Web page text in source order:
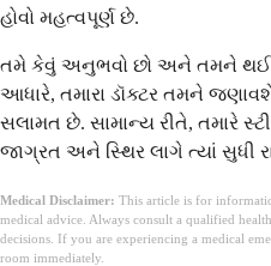
હોવો મહત્વપૂર્ણ છે.
તમે કેવું અનુભવો છો અને તમને
આધારે, તમારા ડૉક્ટર તમને
સલામત છે. સામાન્ય રીતે, તમારે
જાગ્રત અને સ્થિર લાગે ત્યાં સુધી
Medical Disclaimer: This article is for
medical advice. Always consult a qualified
decisions. If you are experiencing a medical
room immediately.